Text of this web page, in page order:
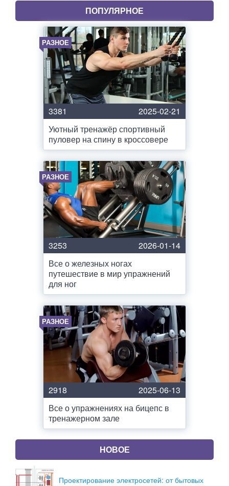
ПОПУЛЯРНОЕ
РАЗНОЕ
3381
2025-02-21
Уютный тренажёр спортивный
пуловер на спину в кроссовере
РАЗНОЕ
3253
2026-01-14
Все о железных ногах
путешествие в мир упражнений
для ног
РАЗНОЕ
2918
2025-06-13
Все о упражнениях на бицепс в
тренажерном зале
НОВОЕ
Проектирование электросетей: от бытовых